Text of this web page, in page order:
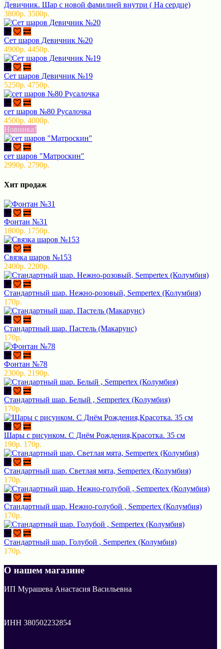
Девичник. Шар с новой фамилией внутри ( На сердце)
3800р. 3500р.
Сет шаров Девичник №20
4900р. 4450р.
Сет шаров Девичник №19
5250р. 4750р.
сет шаров №80 Русалочка
4500р. 4000р.
Новинка!
сет шаров "Матроскин"
2990р. 2790р.
Хит продаж
Фонтан №31
1800р. 1750р.
Связка шаров №153
2400р. 2200р.
Стандартный шар. Нежно-розовый, Sempertex (Колумбия)
170р.
Стандартный шар. Пастель (Макарунс)
170р.
Фонтан №78
2300р. 2190р.
Стандартный шар. Белый , Sempertex (Колумбия)
170р.
Шары с рисунком. С Днём Рождения,Красотка. 35 см
190р. 170р.
Стандартный шар. Светлая мята, Sempertex (Колумбия)
170р.
Стандартный шар. Нежно-голубой , Sempertex (Колумбия)
170р.
Стандартный шар. Голубой , Sempertex (Колумбия)
170р.
О нашем магазине
ИП Мурашева Анастасия Васильевна
ИНН 380502232854